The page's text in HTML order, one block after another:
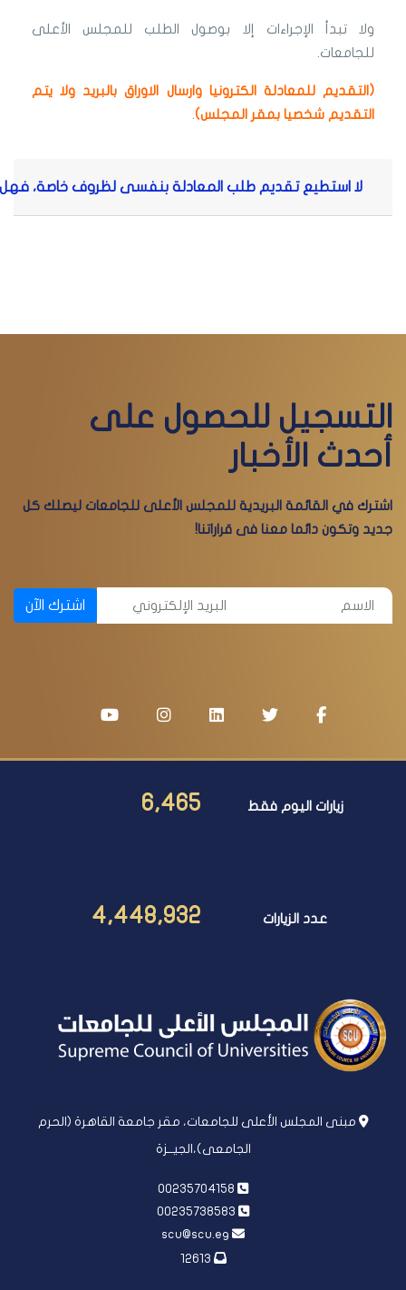
ولا تبدأ الإجراءات إلا بوصول الطلب للمجلس الأعلى
للجامعات.
(التقديم للمعادلة الكترونيا وارسال الاوراق بالبريد ولا يتم
التقديم شخصيا بمقر المجلس)
لا استطيع تقديم طلب المعادلة بنفسى لظروف خاصة،
التسجيل للحصول على
أحدث الأخبار
اشترك في القائمة البريدية للمجلس الأعلى للجامعات ليصلك كل
جديد وتكون دائما معنا فى قراراتنا!
اشترك الآن
زيارات اليوم فقط 6,465
عدد الزيارات 4,448,932
مبنى المجلس الأعلى للجامعات، مقر جامعة القاهرة (الحرم
الجامعى)،الجيــزة